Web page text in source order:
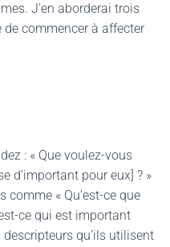
J’en aborderai trois
commencer à affecter
: « Que voulez-vous
d’important pour eux] ? »
comme « Qu’est-ce que
ce qui est important
descripteurs qu’ils utilisent